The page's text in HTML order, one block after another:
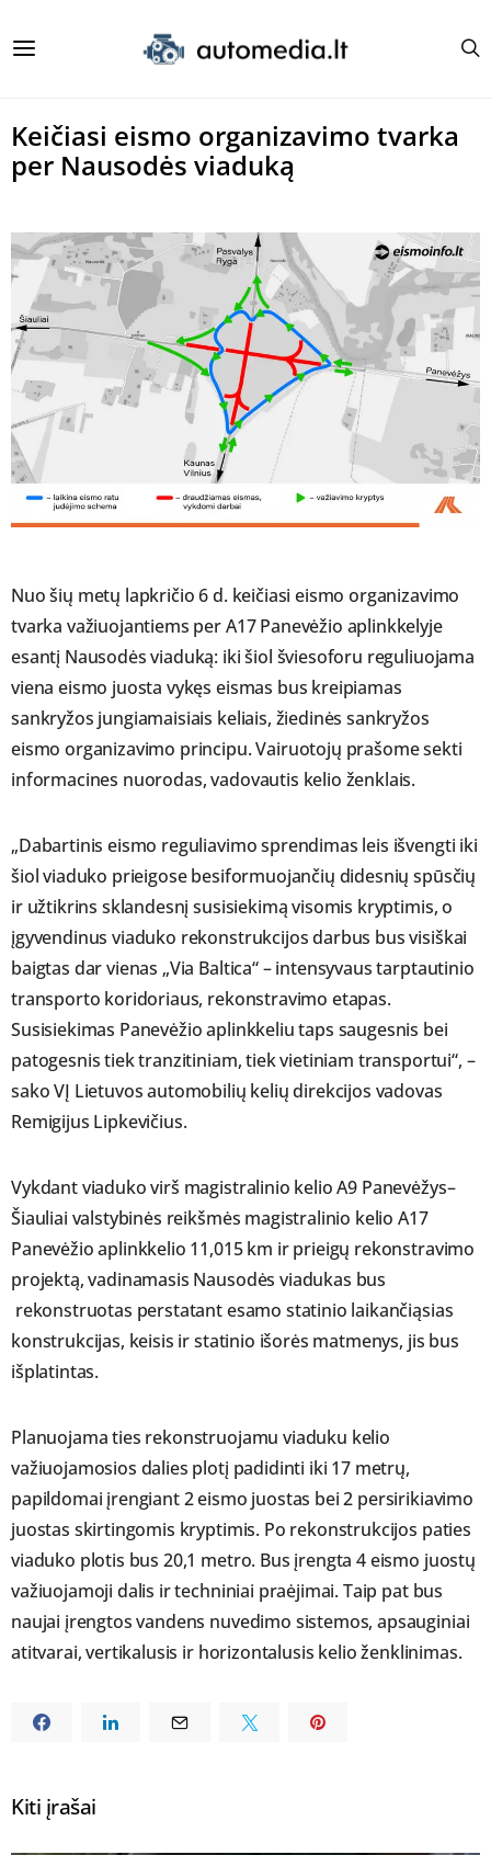
Keičiasi eismo organizavimo tvarka
per Nausodės viaduką
Nuo šių metų lapkričio 6 d. keičiasi eismo organizavimo
tvarka važiuojantiems per A17 Panevėžio aplinkkelyje
esantį Nausodės viaduką: iki šiol šviesoforu reguliuojama
viena eismo juosta vykęs eismas bus kreipiamas
sankryžos jungiamaisiais keliais, žiedinės sankryžos
eismo organizavimo principu. Vairuotojų prašome sekti
informacines nuorodas, vadovautis kelio ženklais.
„Dabartinis eismo reguliavimo sprendimas leis išvengti iki
šiol viaduko prieigose besiformuojančių didesnių spūsčių
ir užtikrins sklandesnį susisiekimą visomis kryptimis, o
įgyvendinus viaduko rekonstrukcijos darbus bus visiškai
baigtas dar vienas „Via Baltica“ – intensyvaus tarptautinio
transporto koridoriaus, rekonstravimo etapas.
Susisiekimas Panevėžio aplinkkeliu taps saugesnis bei
patogesnis tiek tranzitiniam, tiek vietiniam transportui“, –
sako VĮ Lietuvos automobilių kelių direkcijos vadovas
Remigijus Lipkevičius.
Vykdant viaduko virš magistralinio kelio A9 Panevėžys–
Šiauliai valstybinės reikšmės magistralinio kelio A17
Panevėžio aplinkkelio 11,015 km ir prieigų rekonstravimo
projektą, vadinamasis Nausodės viadukas bus
rekonstruotas perstatant esamo statinio laikančiąsias
konstrukcijas, keisis ir statinio išorės matmenys, jis bus
išplatintas.
Planuojama ties rekonstruojamu viaduku kelio
važiuojamosios dalies plotį padidinti iki 17 metrų,
papildomai įrengiant 2 eismo juostas bei 2 persirikiavimo
juostas skirtingomis kryptimis. Po rekonstrukcijos paties
viaduko plotis bus 20,1 metro. Bus įrengta 4 eismo juostų
važiuojamoji dalis ir techniniai praėjimai. Taip pat bus
naujai įrengtos vandens nuvedimo sistemos, apsauginiai
atitvarai, vertikalusis ir horizontalusis kelio ženklinimas.
Kiti įrašai